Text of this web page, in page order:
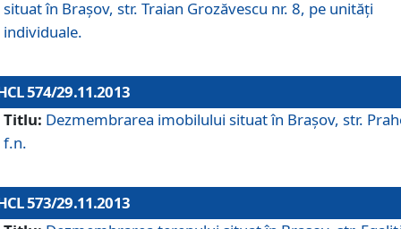
situat în Braşov, str. Traian Grozăvescu nr. 8, pe unităţi
individuale.
574/29.11.2013
Titlu: Dezmembrarea imobilului situat în Braşov, str.
f.n.
573/29.11.2013